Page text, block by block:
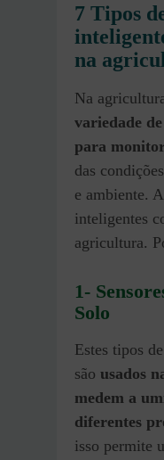
7 Tipos
na
Na
variedade
para
das
e ambiente.
inteligentes
agricultura.
1-
Solo
Estes tipos
são usados
medem a
diferentes
isso permite